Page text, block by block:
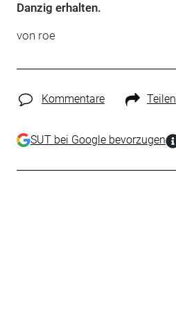
Danzig erhalten.
von roe
Kommentare Teilen
SUT bei Google bevorzugen